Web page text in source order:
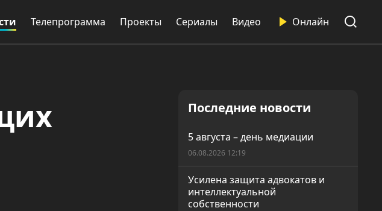
Телепрограмма Проекты Сериалы Видео Онлайн
Последние новости
5 августа – день медиации
06.08.2026 12:19
Усилена защита адвокатов и
интеллектуальной
собственности